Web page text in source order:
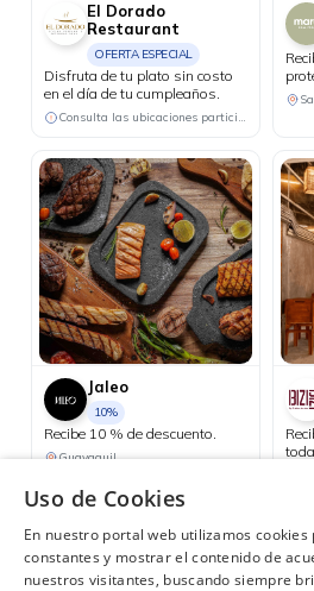
El Dorado
Restaurant
OFERTA ESPECIAL
Disfruta de tu plato sin costo
en el día de tu cumpleaños.
Consulta las ubicaciones participantes
Jaleo
10%
Recibe 10 % de descuento.
Guayaquil
Uso de Cookies
En nuestro portal web utilizamos
constantes y mostrar el contenido de
nuestros visitantes, buscando siempre